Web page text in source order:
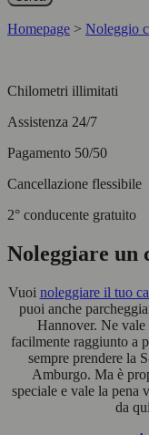
Homepage > Noleggio
Chilometri illimitati
Assistenza 24/7
Pagamento 50/50
Cancellazione flessibile
2° conducente gratuito
Noleggiare un
Vuoi noleggiare il tuo
puoi anche
Hannover. Ne vale
facilmente raggiunto a
sempre prendere la
Amburgo. Ma è
speciale e vale la pena
da